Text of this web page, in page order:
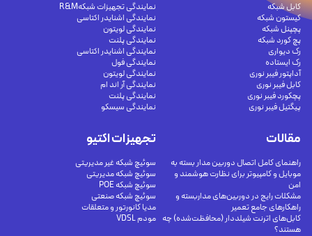
کابل شبکه
کیستون شبکه
پچپنل شبکه
پچ کورد شبکه
رک دیواری
رک ایستاده
آداپتور فیبر نوری
کابل فیبر نوری
پچکورد فیبر نوری
پیگتیل فیبر نوری
تجهیزات اکتیو
سوئیچ شبکه غیر مدیریتی
سوئیچ شبکه مدیریتی
سوئیچ شبکه POE
سوئیچ شبکه صنعتی
مدیا کانورتور و متعلقات
مودم VDSL
نمایندگی تجهیزات شبکهR&M
نمایندگی اشنایدر اکتاسی
نمایندگی لویتون
نمایندگی پلنت
نمایندگی اشنایدر اکتاسی
نمایندگی فول
نمایندگی لویتون
نمایندگی آر اند ام
نمایندگی پلنت
نمایندگی سیسکو
مقالات
راهنمای کامل اتصال دوربین مدار بسته به
موبایل و کامپیوتر برای نظارت هوشمند و
امن
مشکلات رایج در دوربین‌های مداربسته و
راهکارهای جامع تعمیر
کابل‌های اترنت شیلددار (محافظت‌شده) چه
هستند؟